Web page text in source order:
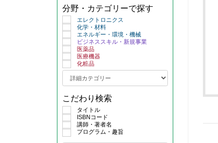
分野・カテゴリーで探す
エレクトロニクス
化学・材料
エネルギー・環境・機械
ビジネススキル・新規事業
医薬品
医療機器
化粧品
こだわり検索
タイトル
ISBNコード
講師・著者名
プログラム・趣旨